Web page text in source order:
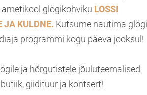
glögikohviku LOSSI
JA KULDNE. Kutsume nautima glögi
programmi kogu päeva jooksul!
ja hõrgutistele jõuluteemalised
giidituur ja kontsert!